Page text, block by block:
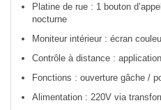
Platine de rue : 1 bouton
nocturne
Moniteur intérieur : écran
Contrôle à distance :
Fonctions : ouverture gâche /
Alimentation : 220V via